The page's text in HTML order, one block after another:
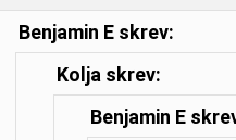
Benjamin E skrev:
Kolja skrev:
Benjamin E